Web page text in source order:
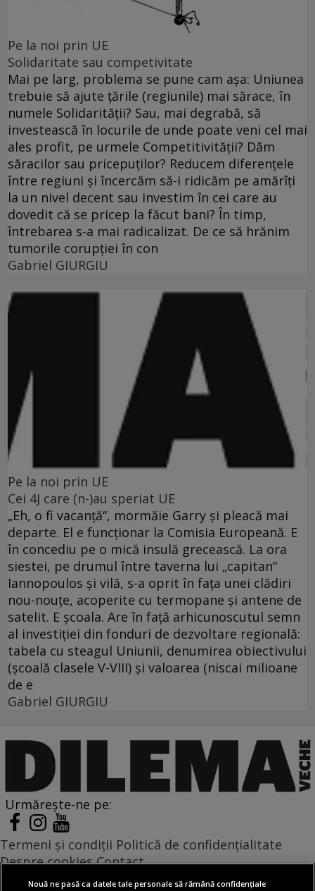
Pe la noi prin UE
Solidaritate sau competivitate
Mai pe larg, problema se pune cam aşa: Uniunea
trebuie să ajute ţările (regiunile) mai sărace, în
numele Solidarităţii? Sau, mai degrabă, să
investească în locurile de unde poate veni cel mai
ales profit, pe urmele Competitivităţii? Dăm
săracilor sau pricepuţilor? Reducem diferenţele
între regiuni şi încercăm să-i ridicăm pe amărîţi
la un nivel decent sau investim în cei care au
dovedit că se pricep la făcut bani? În timp,
întrebarea s-a mai radicalizat. De ce să hrănim
tumorile corupţiei în con
Gabriel GIURGIU
Pe la noi prin UE
Cei 4J care (n-)au speriat UE
„Eh, o fi vacanţă“, mormăie Garry şi pleacă mai
departe. El e funcţionar la Comisia Europeană. E
în concediu pe o mică insulă grecească. La ora
siestei, pe drumul între taverna lui „capitan“
Iannopoulos şi vilă, s-a oprit în faţa unei clădiri
nou-nouţe, acoperite cu termopane şi antene de
satelit. E şcoala. Are în faţă arhicunoscutul semn
al investiţiei din fonduri de dezvoltare regională:
tabela cu steagul Uniunii, denumirea obiectivului
(şcoală clasele V-VIII) şi valoarea (niscai milioane
de e
Gabriel GIURGIU
Urmărește-ne pe:
Termeni și condiții Politică de confidențialitate
Despre cookies Contact
Modifică preferințe pentru confidențialitate
Nouă ne pasă ca datele tale personale să rămână confidențiale